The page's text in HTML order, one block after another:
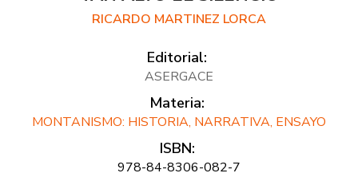
RICARDO MARTINEZ LORCA
Editorial:
ASERGACE
Materia:
MONTANISMO: HISTORIA, NARRATIVA, ENSAYO
ISBN:
978-84-8306-082-7